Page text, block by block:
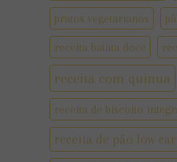
pratos vegetarianos
receita batata doce
receita com quinua
receita de biscoito
receita de pão low